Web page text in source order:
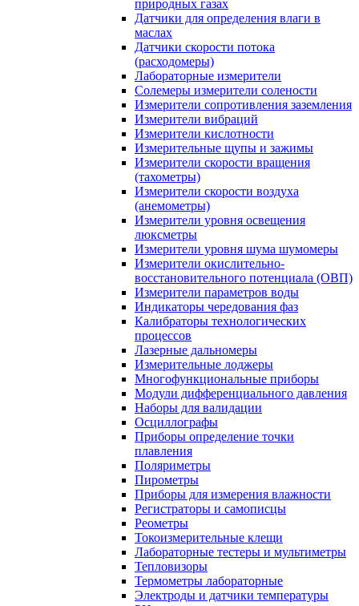
природных газах
Датчики для определения влаги в
маслах
Датчики скорости потока
(расходомеры)
Лабораторные измерители
Солемеры измерители солености
Измерители сопротивления заземления
Измерители вибраций
Измерители кислотности
Измерительные щупы и зажимы
Измерители скорости вращения
(тахометры)
Измерители скорости воздуха
(анемометры)
Измерители уровня освещения
люксметры
Измерители уровня шума шумомеры
Измерители окислительно-
восстановительного потенциала (ОВП)
Измерители параметров воды
Индикаторы чередования фаз
Калибраторы технологических
процессов
Лазерные дальномеры
Измерительные лоджеры
Многофункциональные приборы
Модули дифференциального давления
Наборы для валидации
Осциллографы
Приборы определение точки
плавления
Поляриметры
Пирометры
Приборы для измерения влажности
Регистраторы и самописцы
Реометры
Токоизмерительные клещи
Лабораторные тестеры и мультиметры
Тепловизоры
Термометры лабораторные
Электроды и датчики температуры